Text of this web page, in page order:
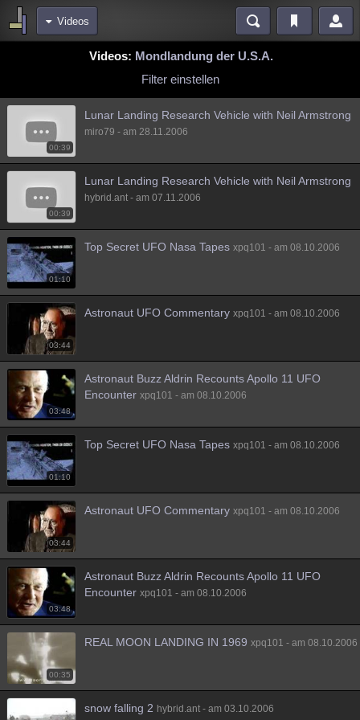
Videos
Blogs
Chat 2 Wiki
meine Rubriken
Menschen
Spiritualität Verschwörungen Technologie Ufologie
Umfragen
weitere Rubriken
Philosophie
Astronomie Helpdesk Gruppen Gaming Filme
Musik
Übersichten
Besucht Teilgenommen Alle Neue Geschlossen
Lesenswert
Videos: Mondlandung der U.S.A.
Filter einstellen
00:39
Lunar Landing Research Vehicle with Neil Armstrong
miro79 - am 28.11.2006
00:39
Lunar Landing Research Vehicle with Neil Armstrong
hybrid.ant - am 07.11.2006
01:10
Top Secret UFO Nasa Tapes xpq101 - am 08.10.2006
03:44
Astronaut UFO Commentary xpq101 - am 08.10.2006
03:48
Astronaut Buzz Aldrin Recounts Apollo 11 UFO
Encounter xpq101 - am 08.10.2006
01:10
Top Secret UFO Nasa Tapes xpq101 - am 08.10.2006
03:44
Astronaut UFO Commentary xpq101 - am 08.10.2006
03:48
Astronaut Buzz Aldrin Recounts Apollo 11 UFO
Encounter xpq101 - am 08.10.2006
00:35
REAL MOON LANDING IN 1969 xpq101 - am 08.10.2006
snow falling 2 hybrid.ant - am 03.10.2006